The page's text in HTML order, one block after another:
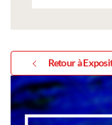
Retour à